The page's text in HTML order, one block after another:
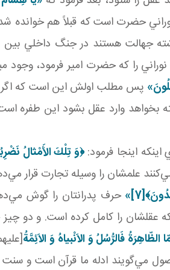
حضرت است که قبلاً هم خوانده
کشته جهالت‌ هستند در جنگ داخلي
را که حضرت امير فرمود،
پس مطلب اولش اين است که اگر
وارد عقل بشود اين طفره
اينکه اينجا فرمود:﴿وَ تِلْكَ الأَمْثالُ
علمشان را وسيله تجارت قرار
[7]
» حرف پدرانتان را گوش
عقلشان را کامل کرده است. و دو
فَالرُّسُلُ وَ الاَنْبياهُ وَ الاَئِمَّةُ
مي‌گويند ادله ما قرآن است و